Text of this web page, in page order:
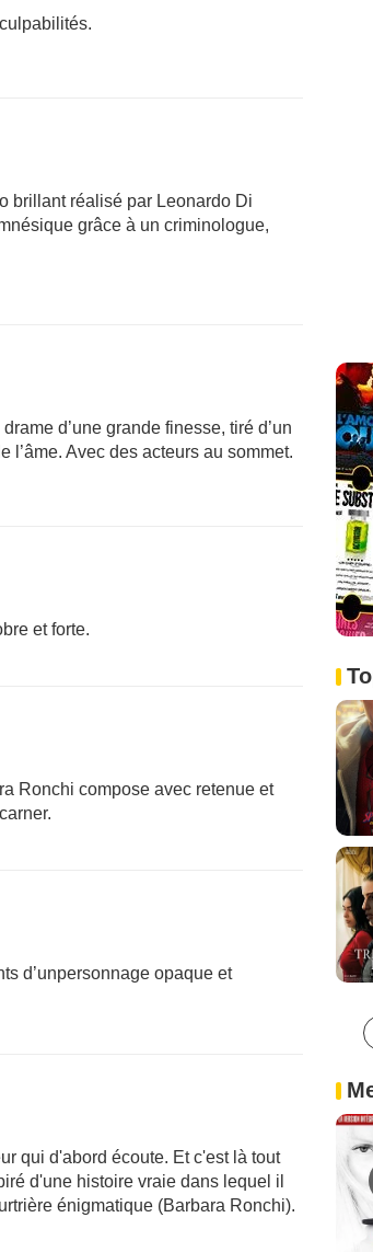
brillant réalisé par Leonardo Di
grâce à un criminologue,
d’une grande finesse, tiré d’un
l’âme. Avec des acteurs au sommet.
et forte.
Ronchi compose avec retenue et
d’unpersonnage opaque et
qui d'abord écoute. Et c'est là tout
d'une histoire vraie dans lequel il
énigmatique (Barbara Ronchi).